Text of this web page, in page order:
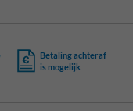
Betaling achteraf
is mogelijk